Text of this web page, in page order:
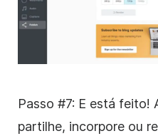
Passo #7: E está feito!
partilhe, incorpore ou